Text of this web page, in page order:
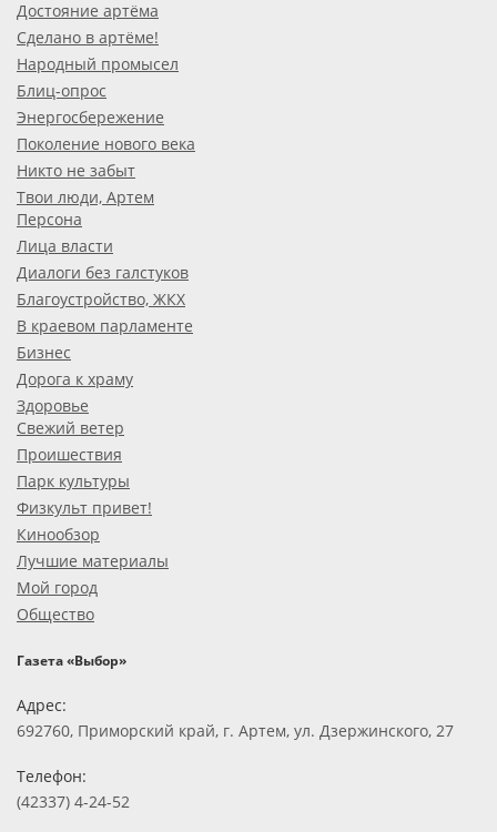
Достояние артёма
Сделано в артёме!
Народный промысел
Блиц-опрос
Энергосбережение
Поколение нового века
Никто не забыт
Твои люди, Артем
Персона
Лица власти
Диалоги без галстуков
Благоустройство, ЖКХ
В краевом парламенте
Бизнес
Дорога к храму
Здоровье
Свежий ветер
Проишествия
Парк культуры
Физкульт привет!
Кинообзор
Лучшие материалы
Мой город
Общество
Газета «Выбор»
Адрес:
692760, Приморский край, г. Артем, ул. Дзержинского, 27
Телефон:
(42337) 4-24-52